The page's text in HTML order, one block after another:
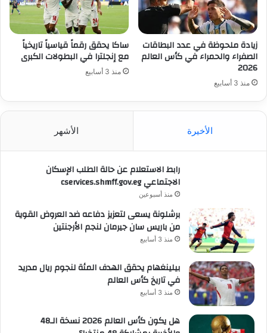
زيادة ملحوظة في عدد البطاقات
الصفراء والحمراء في كأس العالم
2026
منذ 3 أسابيع
ساكا يحقق رقماً قياسياً تاريخياً
مع إنجلترا في البطولات الكبرى
منذ 3 أسابيع
الأخيرة الأشهر
رابط الاستعلام عن حالة الطلب الإسكان
الاجتماعي cservices.shmff.gov.eg
منذ أسبوعين
برشلونة يسعى لتعزيز دفاعه ضد العروض القوية
من باريس سان جيرمان لنجم الأرجنتين
منذ 3 أسابيع
بيلينغهام يحقق الهدف المئة لنجوم ريال مدريد
في تاريخ كأس العالم
منذ 3 أسابيع
هل يكون كأس العالم 2026 نسخة الـ48